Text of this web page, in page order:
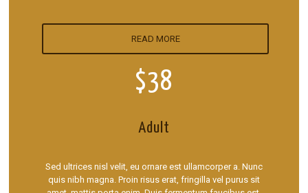
READ MORE
$38
Adult
Sed ultrices nisl velit, eu ornare est ullamcorper a. Nunc
quis nibh magna. Proin risus erat, fringilla vel purus sit